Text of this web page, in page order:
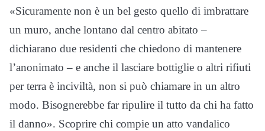
«Sicuramente non è un bel gesto quello di imbrattare
un muro, anche lontano dal centro abitato –
dichiarano due residenti che chiedono di mantenere
l’anonimato – e anche il lasciare bottiglie o altri rifiuti
per terra è inciviltà, non si può chiamare in un altro
modo. Bisognerebbe far ripulire il tutto da chi ha fatto
il danno». Scoprire chi compie un atto vandalico